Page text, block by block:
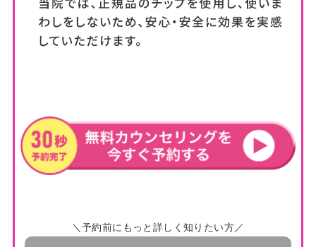
＼予約前にもっと詳しく知りたい方／